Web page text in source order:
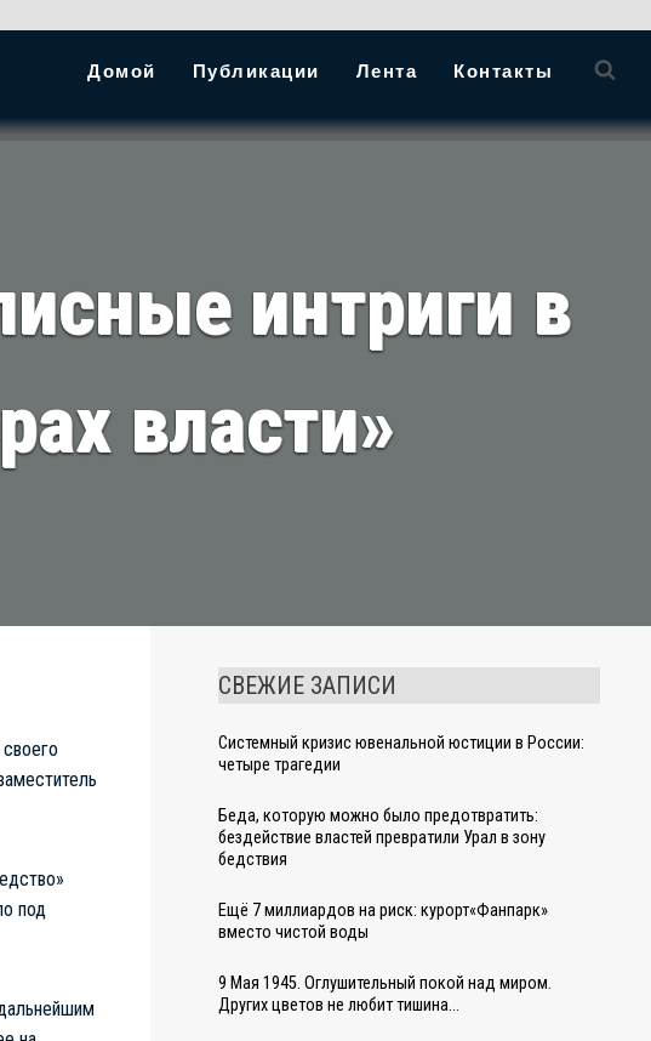
Домой Публикации Лента Контакты
интриги в
власти»
под
СВЕЖИЕ ЗАПИСИ
Системный кризис ювенальной юстиции в России:
четыре трагедии
Беда, которую можно было предотвратить:
бездействие властей превратили Урал в зону
бедствия
Ещё 7 миллиардов на риск: курорт«Фанпарк»
вместо чистой воды
9 Мая 1945. Оглушительный покой над миром.
Других цветов не любит тишина…